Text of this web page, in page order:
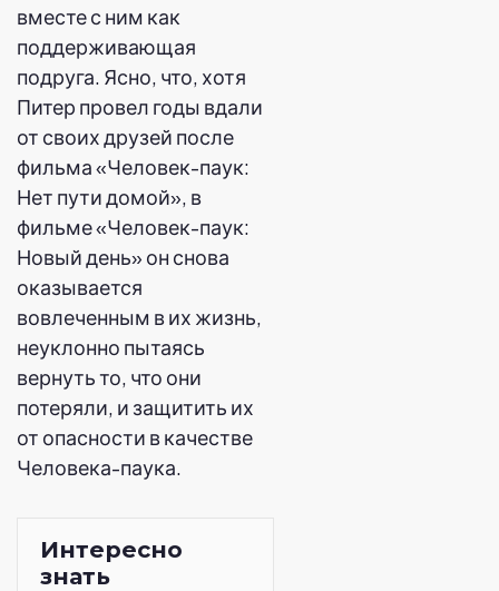
вместе с ним как
поддерживающая
подруга. Ясно, что, хотя
Питер провел годы вдали
от своих друзей после
фильма «Человек-паук:
Нет пути домой», в
фильме «Человек-паук:
Новый день» он снова
оказывается
вовлеченным в их жизнь,
неуклонно пытаясь
вернуть то, что они
потеряли, и защитить их
от опасности в качестве
Человека-паука.
Интересно
знать